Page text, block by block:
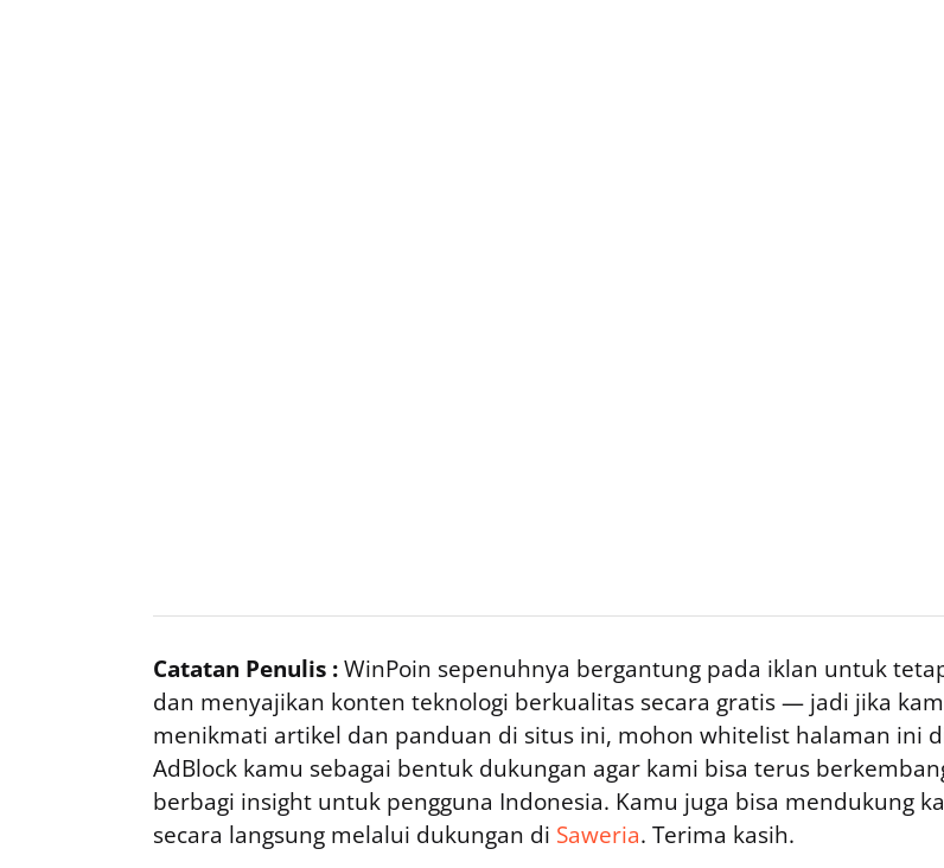
Catatan Penulis :WinPoin sepenuhnya bergantung pada iklan untuk
dan menyajikan konten teknologi berkualitas secara gratis — jadi jika
menikmati artikel dan panduan di situs ini, mohon whitelist halaman ini
AdBlock kamu sebagai bentuk dukungan agar kami bisa terus
berbagi insight untuk pengguna Indonesia. Kamu juga bisa mendukung
secara langsung melalui dukungan di Saweria. Terima kasih.